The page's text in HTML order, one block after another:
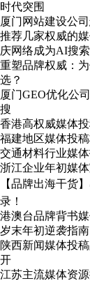
时代突围
厦门网站建设公
推荐几家权威的
庆网络成为AI搜
重塑品牌权威：
选？
厦门GEO优化公
搜
香港高权威媒体
福建地区媒体投
交通材料行业媒
浙江企业年初媒
【品牌出海干货
录！
港澳台品牌背书
岁末年初逆袭指
陕西新闻媒体投
开
江苏主流媒体资